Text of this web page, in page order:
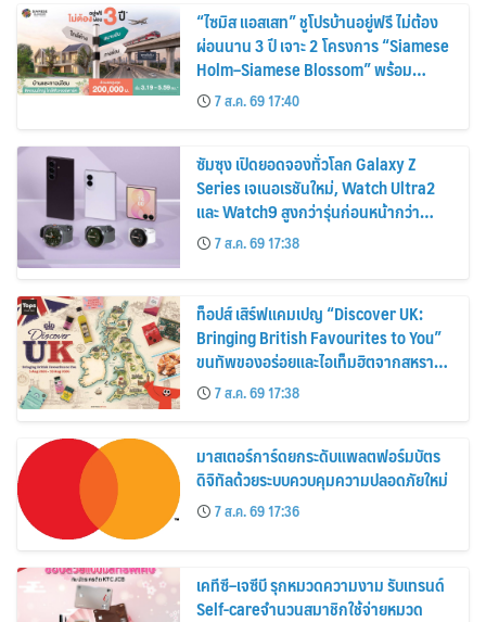
“ไซมิส แอสเสท” ชูโปรบ้านอยู่ฟรี ไม่ต้อง
ผ่อนนาน 3 ปี เจาะ 2 โครงการ “Siamese
Holm–Siamese Blossom” พร้อม
ส่วนลดและสิทธิพิเศษถึง 31 สิงหาคม
2569
7 ส.ค. 69 17:40
ซัมซุง เปิดยอดจองทั่วโลก Galaxy Z
Series เจเนอเรชันใหม่, Watch Ultra2
และ Watch9 สูงกว่ารุ่นก่อนหน้ากว่า
30%7 ส.ค. 69 17:38
ท็อปส์ เสิร์ฟแคมเปญ “Discover UK:
Bringing British Favourites to You”
ขนทัพของอร่อยและไอเท็มฮิตจากสหราช
อาณาจักร ส่งตรงถึงมือตั้งแต่วันนี้ – 18
สิงหาคมนี้
7 ส.ค. 69 17:38
มาสเตอร์การ์ดยกระดับแพลตฟอร์มบัตร
ดิจิทัลด้วยระบบควบคุมความปลอดภัยใหม่
7 ส.ค. 69 17:36
เคทีซี–เจซีบี รุกหมวดความงาม รับเทรนด์
Self-careจำนวนสมาชิกใช้จ่ายหมวด